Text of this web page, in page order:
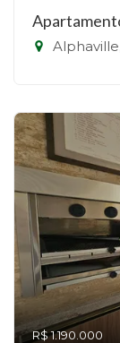
R$ 1.190.000